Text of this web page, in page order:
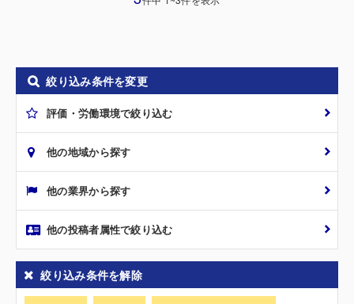
絞り込み条件を変更
評価・労働環境で絞り込む
他の地域から探す
他の業界から探す
他の投稿者属性で絞り込む
絞り込み条件を解除